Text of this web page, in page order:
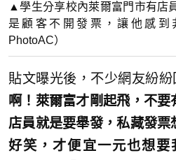
▲學生分享校內萊爾富門市有店
是顧客不開發票，讓他感到
PhotoAC）
貼文曝光後，不少網友紛紛
啊！萊爾富才剛起飛，不
店員就是要舉發，私藏發
好笑，才便宜一元也想要